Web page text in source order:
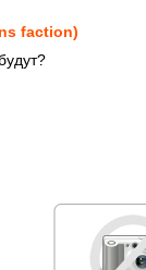
faction)